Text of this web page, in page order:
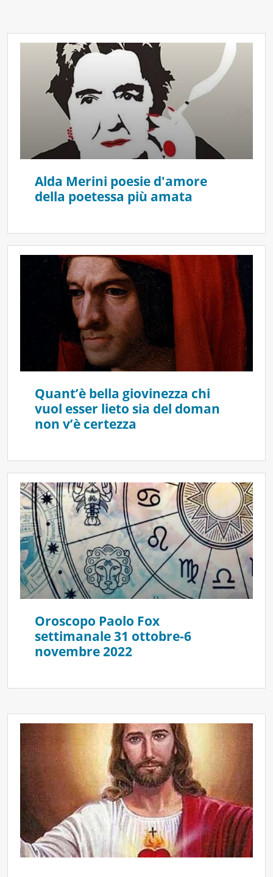
Alda Merini poesie d'amore
della poetessa più amata
Quant’è bella giovinezza chi
vuol esser lieto sia del doman
non v’è certezza
Oroscopo Paolo Fox
settimanale 31 ottobre-6
novembre 2022